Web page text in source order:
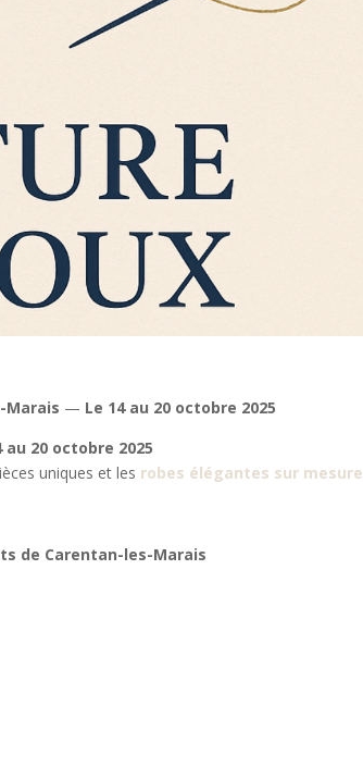
Marais — Le 14 au 20 octobre 2025
au 20 octobre 2025
uniques et les robes élégantes sur mesure
de Carentan-les-Marais